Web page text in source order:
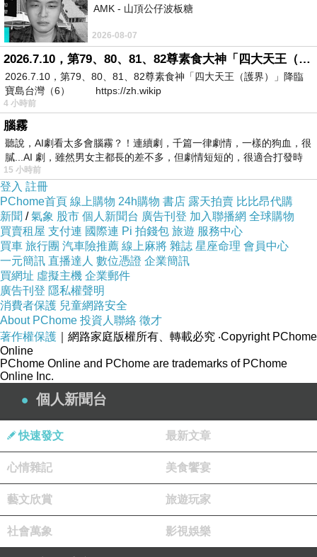
AMK - 山頂公仔波板糖
2026-08-07
2026.7.10，第79、80、81、82尊素食大神「四大天王（護界）」降臨寶島台灣（6）
2026.7.10，第79、80、81、82尊素食神「四大天王（護界）」降臨
寶島台灣（6） https://zh.wikip
4 小時前
腦霧
聽說，AI劇看太多會腦霧？！連續劇，千篇一律劇情，一樣的狗血，很
膩...AI 劇，雖然男女主都長的差不多，但劇情短短的，很適合打發時
15 小時前
登入 註冊
PChome首頁 線上購物 24h購物 書店 露天拍賣 比比昂代購
新聞 /氣象 股市 個人新聞台 廣告刊登 加入聯播網 全球購物
買賣租屋 支付連 國際連 Pi 拍錢包 旅遊 服務中心
買車 旅行團 汽車險推薦 線上麻將 雜誌 星座命理 會員中心
一元簡訊 直播達人 數位憑證 企業簡訊
買網址 虛擬主機 企業郵件
廣告刊登 隱私權聲明
消費者保護 兒童網路安全
About PChome 投資人聯絡 徵才
著作權保護 ｜網路家庭版權所有、轉載必究 ‧Copyright PChome
Online
PChome Online and PChome are trademarks of PChome
Online Inc.
個人新聞台
快速發文 最新文章
心情雜記 美食饗宴
藝文欣賞 旅遊玩家
社會萬象 影視娛樂